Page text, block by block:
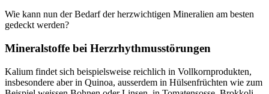
Wie kann nun der Bedarf der herzwichtigen Mineralien am besten
gedeckt werden?
Mineralstoffe bei Herzrhythmusstörungen
Kalium findet sich beispielsweise reichlich in Vollkornprodukten,
insbesondere aber in Quinoa, ausserdem in Hülsenfrüchten wie zum